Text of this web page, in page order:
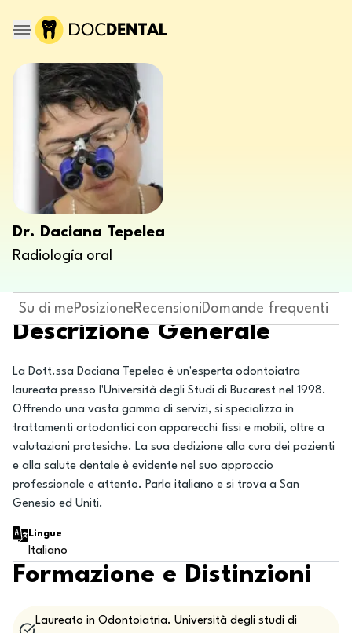
Dr. Daciana Tepelea
Radiología oral
Su di mePosizioneRecensioniDomande frequenti
Descrizione Generale
La Dott.ssa Daciana Tepelea è un'esperta odontoiatra
laureata presso l'Università degli Studi di Bucarest nel 1998.
Offrendo una vasta gamma di servizi, si specializza in
trattamenti ortodontici con apparecchi fissi e mobili, oltre a
valutazioni protesiche. La sua dedizione alla cura dei pazienti
e alla salute dentale è evidente nel suo approccio
professionale e attento. Parla italiano e si trova a San
Genesio ed Uniti.
Lingue
Italiano
Formazione e Distinzioni
Laureato in Odontoiatria. Università degli studi di